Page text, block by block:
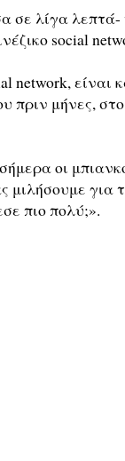
σε λίγα λεπτά-
social
network, είναι
πριν μήνες,
οι
μιλήσουμε
πιο πολύ;».